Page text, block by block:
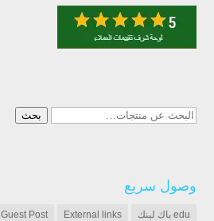
البحث
بحث
وصول سريع
edu باك لينك External links
Guest Post